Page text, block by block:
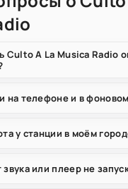
Culto A La Musica Radio
на телефоне и в
у станции в моём
или плеер не